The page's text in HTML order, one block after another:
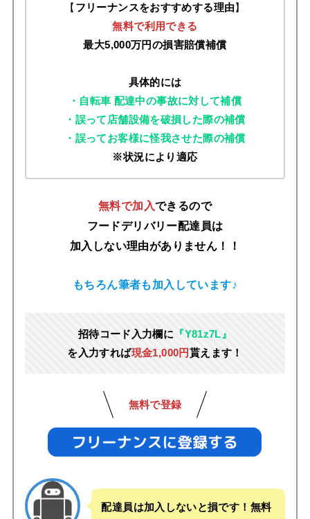
【 フリーナンスをおすすめする理由】
無料で利用できる
最大5,000万円の損害賠償補償
具体的には
・自転車 配達中の事故に対して補償
・誤って店舗設備を破損した際の補償
・誤ってお客様に怪我させた際の補償
※状況により適応
無料で加入できるので
フードデリバリー配達員は
加入しない理由がありません！！
もちろん筆者も加入しています♪
招待コード入力欄に 『Y81z7L』
を入力すれば現金1,000円貰えます！
無料で登録
配達員は加入しないと損です！無料